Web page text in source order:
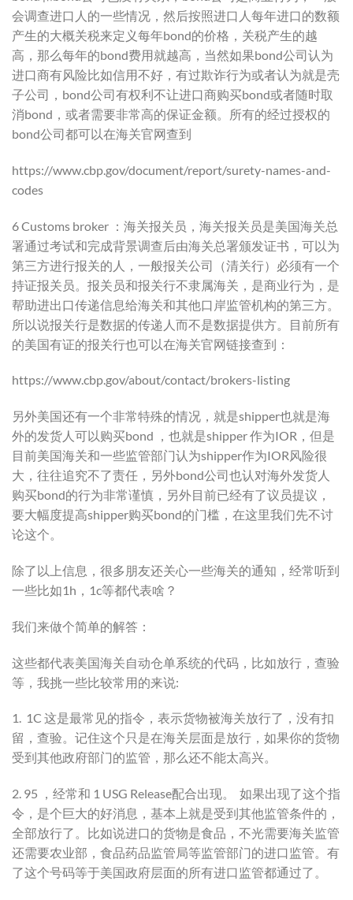
会调查进口人的一些情况，然后按照进口人每年进口的数额
产生的大概关税来定义每年bond的价格，关税产生的越
高，那么每年的bond费用就越高，当然如果bond公司认为
进口商有风险比如信用不好，有过欺诈行为或者认为就是壳
子公司，bond公司有权利不让进口商购买bond或者随时取
消bond，或者需要非常高的保证金额。所有的经过授权的
bond公司都可以在海关官网查到
https://www.cbp.gov/document/report/surety-names-and-
codes
6 Customs broker ： 海关报关员
，海关报关员是美国海关总
署通过考试和完成背景调查后由海关总署颁发证书，可以为
第三方进行报关的人，一般报关公司（清关行）必须有一个
持证报关员。报关员和报关行不隶属海关，是商业行为，是
帮助进出口传递信息给海关和其他口岸监管机构的第三方。
所以说报关行是数据的传递人而不是数据提供方。目前所有
的美国有证的报关行也可以在海关官网链接查到：
https://www.cbp.gov/about/contact/brokers-listing
另外美国还有一个非常特殊的情况，就是shipper也就是海
外的发货人可以购买bond ，也就是shipper 作为IOR，但是
目前美国海关和一些监管部门认为shipper作为IOR风险很
大，往往追究不了责任，另外bond公司也认对海外发货人
购买bond的行为非常谨慎，另外目前已经有了议员提议，
要大幅度提高shipper购买bond的门槛，在这里我们先不讨
论这个。
除了以上信息，很多朋友还关心一些海关的通知，经常听到
一些比如1h，1c等都代表啥？
我们来做个简单的解答：
这些都代表美国海关自动仓单系统的代码，比如放行，查验
等，我挑一些比较常用的来说:
1. 1C 这是最常见的指令，表示货物被海关放行了，没有扣
留，查验。记住这个只是在海关层面是放行，如果你的货物
受到其他政府部门的监管，那么还不能太高兴。
2. 95 ，经常和 1 USG Release配合出现。 如果出现了这个指
令，是个巨大的好消息，基本上就是受到其他监管条件的，
全部放行了。比如说进口的货物是食品，不光需要海关监管
还需要农业部，食品药品监管局等监管部门的进口监管。有
了这个号码等于美国政府层面的所有进口监管都通过了。